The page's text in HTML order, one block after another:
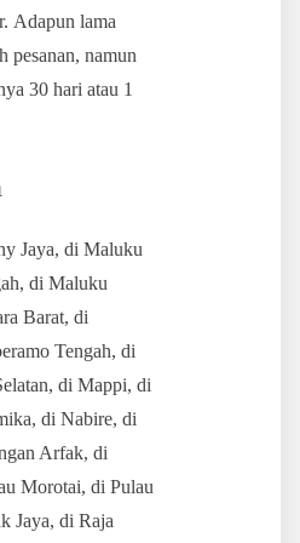
Adapun lama
pesanan, namun
30 hari atau 1
Jaya, di Maluku
di Maluku
Barat, di
Tengah, di
di Mappi, di
di Nabire, di
Arfak, di
Morotai, di Pulau
Jaya, di Raja